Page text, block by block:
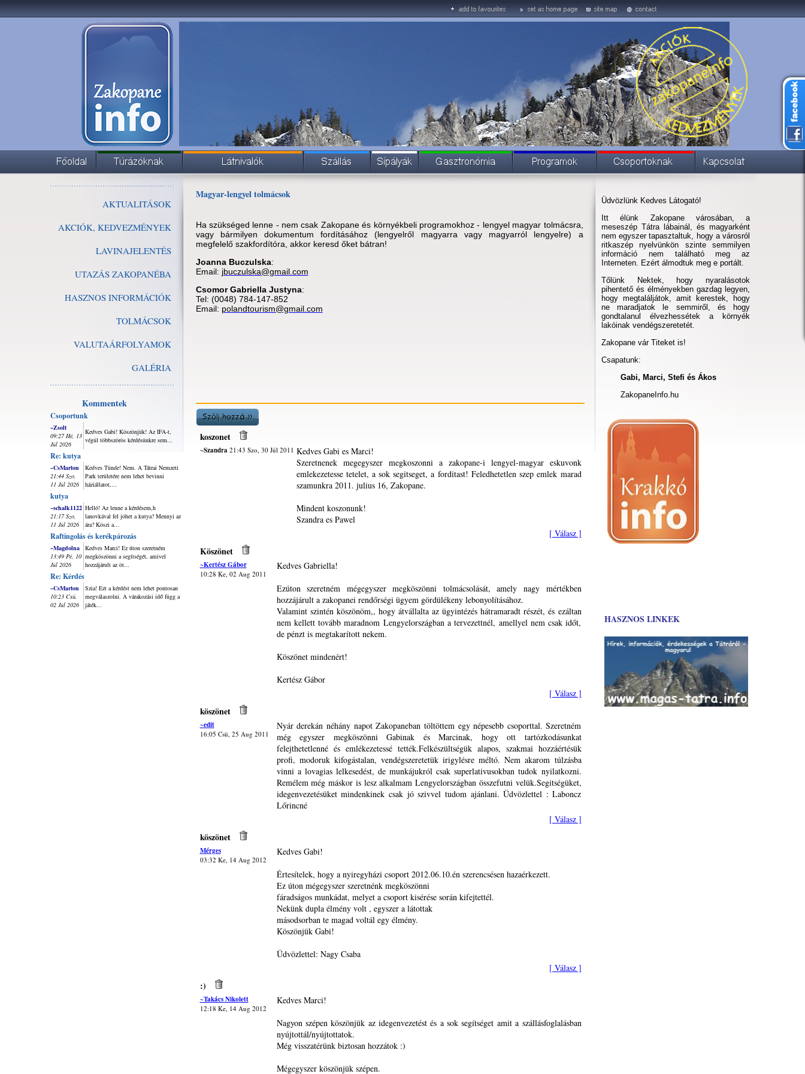
AKTUALITÁSOK
AKCIÓK, KEDVEZMÉNYEK
LAVINAJELENTÉS
UTAZÁS ZAKOPANÉBA
HASZNOS INFORMÁCIÓK
TOLMÁCSOK
VALUTAÁRFOLYAMOK
GALÉRIA
Kommentek
Csoportunk
~Zsolt
09:27 Hé, 13
Júl 2026
Kedves Gabi! Köszönjük! Az IFA-t,
végül többszörös kérdésünkre sem...
Re: kutya
~CsMarton
21:44 Szo,
11 Júl 2026
Kedves Tünde! Nem. A Tátrai Nemzeti
Park területére nem lehet bevinni
háziállatot,...
kutya
~schalk1122
21:17 Szo,
11 Júl 2026
Helló! Az lenne a kérdésem,h
lanovkával fel jöhet a kutya? Mennyi az
ára? Köszi a...
Raftingolás és kerékpározás
~Magdolna
13:49 Pé, 10
Júl 2026
Kedves Marci! Ez úton szeretném
megköszönni a segítségét, amivel
hozzájárult az öt...
Re: Kérdés
~CsMarton
10:23 Csü,
02 Júl 2026
Szia! Ezt a kérdést nem lehet pontosan
megválaszolni. A várakozási idő függ a
játék...
Magyar-lengyel tolmácsok
Ha szükséged lenne - nem csak Zakopane és környékbeli programokhoz - lengyel magyar tolmácsra,
vagy bármilyen dokumentum fordításához (lengyelről magyarra vagy magyarról lengyelre) a
megfelelő szakfordítóra, akkor keresd őket bátran!
Joanna Buczulska:
Email: jbuczulska@gmail.com
Csomor Gabriella Justyna:
Tel: (0048) 784-147-852
Email: polandtourism@gmail.com
koszonet
~Szandra21:43 Szo, 30 Júl 2011 Kedves Gabi es Marci!
Szeretnenek megegyszer megkoszonni a zakopane-i lengyel-magyar eskuvonk
emlekezetesse tetelet, a sok segitseget, a forditast! Feledhetetlen szep emlek marad
szamunkra 2011. julius 16, Zakopane.
Mindent koszonunk!
Szandra es Pawel
[ Válasz ]
Köszönet
~Kertész Gábor
10:28 Ke, 02 Aug 2011
Kedves Gabriella!
Ezúton szeretném mégegyszer megköszönni tolmácsolását, amely nagy mértékben
hozzájárult a zakopanei rendőrségi ügyem gördülékeny lebonyolításához.
Valamint szintén köszönöm,, hogy átvállalta az ügyintézés hátramaradt részét, és ezáltan
nem kellett tovább maradnom Lengyelországban a tervezettnél, amellyel nem csak időt,
de pénzt is megtakarított nekem.
Köszönet mindenért!
Kertész Gábor
[ Válasz ]
köszönet
~edit
16:05 Csü, 25 Aug 2011
Nyár derekán néhány napot Zakopaneban töltöttem egy népesebb csoporttal. Szeretném
még egyszer megköszönni Gabinak és Marcinak, hogy ott tartózkodásunkat
felejthetetlenné és emlékezetessé tették.Felkészültségük alapos, szakmai hozzáértésük
profi, modoruk kifogástalan, vendégszeretetük irigylésre méltó. Nem akarom túlzásba
vinni a lovagias lelkesedést, de munkájukról csak superlativusokban tudok nyilatkozni.
Remélem még máskor is lesz alkalmam Lengyelországban összefutni velük.Segitségüket,
idegenvezetésüket mindenkinek csak jó szivvel tudom ajánlani. Üdvözlettel : Laboncz
Lőrincné
[ Válasz ]
köszönet
Mérges
03:32 Ke, 14 Aug 2012
Kedves Gabi!
Értesítelek, hogy a nyiregyházi csoport 2012.06.10.én szerencsésen hazaérkezett.
Ez úton mégegyszer szeretnénk megköszönni
fáradságos munkádat, melyet a csoport kisérése során kifejtettél.
Nekünk dupla élmény volt , egyszer a látottak
másodsorban te magad voltál egy élmény.
Köszönjük Gabi!
Üdvözlettel: Nagy Csaba
[ Válasz ]
:)
~Takács Nikolett
12:18 Ke, 14 Aug 2012
Kedves Marci!
Nagyon szépen köszönjük az idegenvezetést és a sok segítséget amit a szállásfoglalásban
nyújtottál/nyújtottatok.
Még visszatérünk biztosan hozzátok :)
Mégegyszer köszönjük szépen.
Üdvözlünk Kedves Látogató!
Itt élünk Zakopane városában, a
meseszép Tátra lábainál, és magyarként
nem egyszer tapasztaltuk, hogy a városról
ritkaszép nyelvünkön szinte semmilyen
információ nem található meg az
Interneten. Ezért álmodtuk meg e portált.
Tőlünk Nektek, hogy nyaralásotok
pihentető és élményekben gazdag legyen,
hogy megtaláljátok, amit kerestek, hogy
ne maradjatok le semmiről, és hogy
gondtalanul élvezhessétek a környék
lakóinak vendégszeretetét.
Zakopane vár Titeket is!
Csapatunk:
Gabi, Marci, Stefi és Ákos
ZakopaneInfo.hu
HASZNOS LINKEK